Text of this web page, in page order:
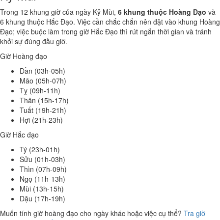
Trong 12 khung giờ của ngày Kỷ Mùi, 6 khung thuộc Hoàng Đạo và
6 khung thuộc Hắc Đạo. Việc cần chắc chắn nên đặt vào khung Hoàng
Đạo; việc buộc làm trong giờ Hắc Đạo thì rút ngắn thời gian và tránh
khởi sự đúng đầu giờ.
Giờ Hoàng đạo
Dần (03h-05h)
Mão (05h-07h)
Tỵ (09h-11h)
Thân (15h-17h)
Tuất (19h-21h)
Hợi (21h-23h)
Giờ Hắc đạo
Tý (23h-01h)
Sửu (01h-03h)
Thìn (07h-09h)
Ngọ (11h-13h)
Mùi (13h-15h)
Dậu (17h-19h)
Muốn tính giờ hoàng đạo cho ngày khác hoặc việc cụ thể? Tra giờ